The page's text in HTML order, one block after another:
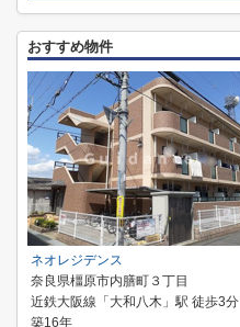
おすすめ物件
ネオレジデンス
奈良県橿原市内膳町３丁目
近鉄大阪線「大和八木」駅 徒歩3分
築16年